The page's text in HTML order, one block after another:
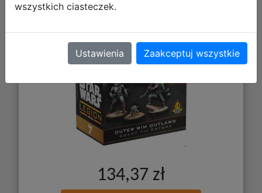
134,37 zł
wszystkich ciasteczek.
Ustawienia Zaakceptuj wszystkie